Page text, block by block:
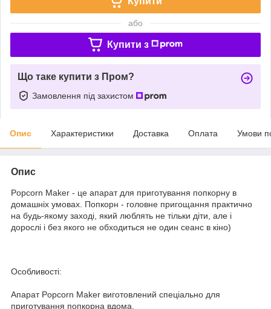
або
Купити з
Що таке купити з Пром?
Замовлення під захистом
Опис Характеристики Доставка Оплата Умови
Опис
Popcorn Maker - це апарат для приготування попкорну в
домашніх умовах. Попкорн - головне пригощання практично
на будь-якому заході, який люблять не тільки діти, але і
дорослі і без якого не обходиться не один сеанс в кіно)
Особливості:
Апарат Popcorn Maker виготовлений спеціально для
приготування попкорна вдома.